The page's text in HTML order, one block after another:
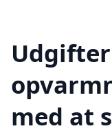
med at